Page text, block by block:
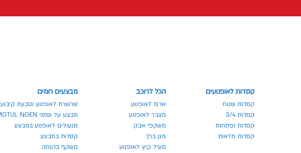
קסדות לאופנועים
קסדות שטח
קסדות 3/4
קסדות נפתחות
קסדות מלאות
הכל לרוכב
ארגז לאופנוע
מצבר לאופנוע
משקפי אבק
מגן ברך
מעיל קיץ לאופנוע
מבצעים חמים
שרשרת לאופנוע וטבעת קיבוע
מבצע על שמני MOTUL NGEN
מנעולים לאופנוע במבצע
קסדות במבצע
משקף בהנחה